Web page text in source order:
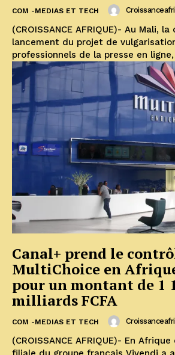
COM -MEDIAS ET TECH
(CROISSANCE AFRIQUE)- Au Mali,
lancement du projet de
professionnels de la presse en
Canal+ prend le
MultiChoice en
pour un montant de 1
milliards FCFA
COM -MEDIAS ET TECH
(CROISSANCE AFRIQUE)- En